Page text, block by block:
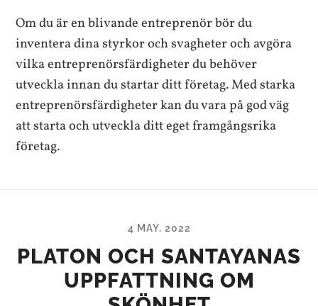
Om du är en blivande entreprenör bör du
inventera dina styrkor och svagheter och avgöra
vilka entreprenörsfärdigheter du behöver
utveckla innan du startar ditt företag. Med starka
entreprenörsfärdigheter kan du vara på god väg
att starta och utveckla ditt eget framgångsrika
företag.
4 MAY, 2022
PLATON OCH SANTAYANAS
UPPFATTNING OM